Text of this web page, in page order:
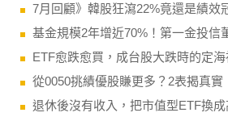
7月回顧》韓股狂瀉22%竟還是績效
基金規模2年增近70%！第一金投信
ETF愈跌愈買，成台股大跌時的定海
從0050挑績優股賺更多？2表揭真實
退休後沒有收入，把市值型ETF換成